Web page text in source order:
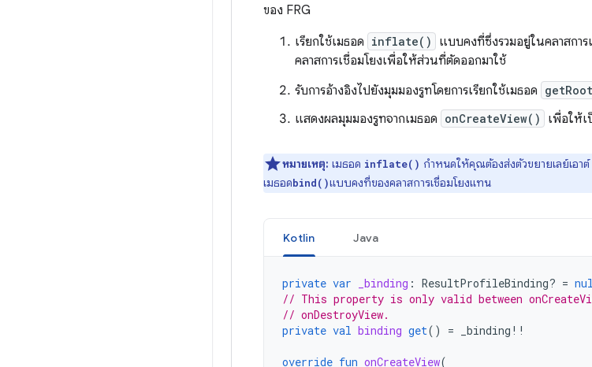
ของ FRG
เรียกใช้เมธอด inflate()
แบบคงที่ซึ่งรวมอยู่ในคลาสกา
คลาสการเชื่อมโยงเพื่อให้ส่วนที่ตัดออกมาใช้
รับการอ้างอิงไปยังมุมมองรูทโดยการเรียกใช้เมธอด
แสดงผลมุมมองรูทจากเมธอด onCreateView() เพื่อให้
หมายเหตุ: เมธอด inflate() กำหนดให้คุณต้องส่งตัวขยายเลย์เอา
เมธอดbind()แบบคงที่ของคลาสการเชื่อมโยงแทน
Kotlin Java
private var _binding : ResultProfileBinding? =
// This property is only valid between
// onDestroyView.
private val binding get() = _binding !!
override fun onCreateView(